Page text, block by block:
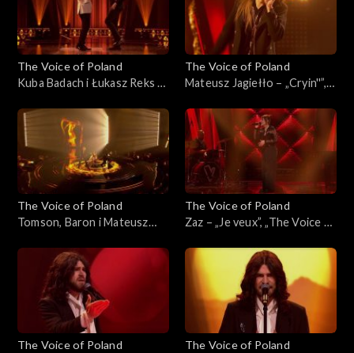
The Voice of Poland
Kuba Badach i Łukasz Reks –
Poland”, Finał, 29 listopada
2025
The Voice of Poland
Mateusz Jagiełło – „Cryin''”,
29 listopada 2025
The Voice of Poland
Tomson, Baron i Mateusz
Love”, „The Voice of Poland”,
Finał, 29 listopada 2025
The Voice of Poland
Zaz – „Je veux”, „The Voice of
2025
The Voice of Poland
The Voice of Poland